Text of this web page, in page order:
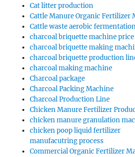
Cat litter production
Cattle Manure Organic Fertilizer
Cattle waste aerobic
charcoal briquette machine price
charcoal briquette making
charcoal briquette production
charcoal making machine
Charcoal package
Charcoal Packing Machine
Charcoal Production Line
Chicken Manure Fertilizer
chicken manure granulation
chicken poop liquid fertilizer
manufacutring process
Commercial Organic Fertilizer